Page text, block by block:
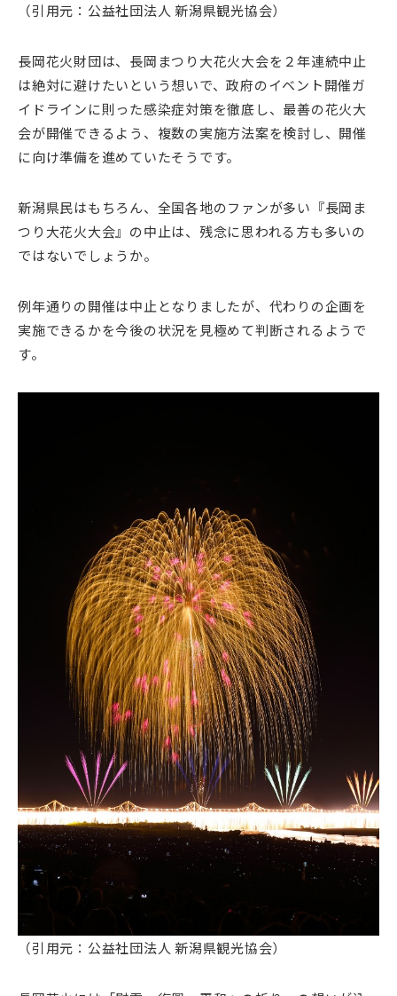
（引用元：公益社団法人 新潟県観光協会）
長岡花火財団は、長岡まつり大花火大会を２年連続中止
は絶対に避けたいという想いで、政府のイベント開催ガ
イドラインに則った感染症対策を徹底し、最善の花火大
会が開催できるよう、複数の実施方法案を検討し、開催
に向け準備を進めていたそうです。
新潟県民はもちろん、全国各地のファンが多い『長岡ま
つり大花火大会』の中止は、残念に思われる方も多いの
ではないでしょうか。
例年通りの開催は中止となりましたが、代わりの企画を
実施できるかを今後の状況を見極めて判断されるようで
す。
（引用元：公益社団法人 新潟県観光協会）